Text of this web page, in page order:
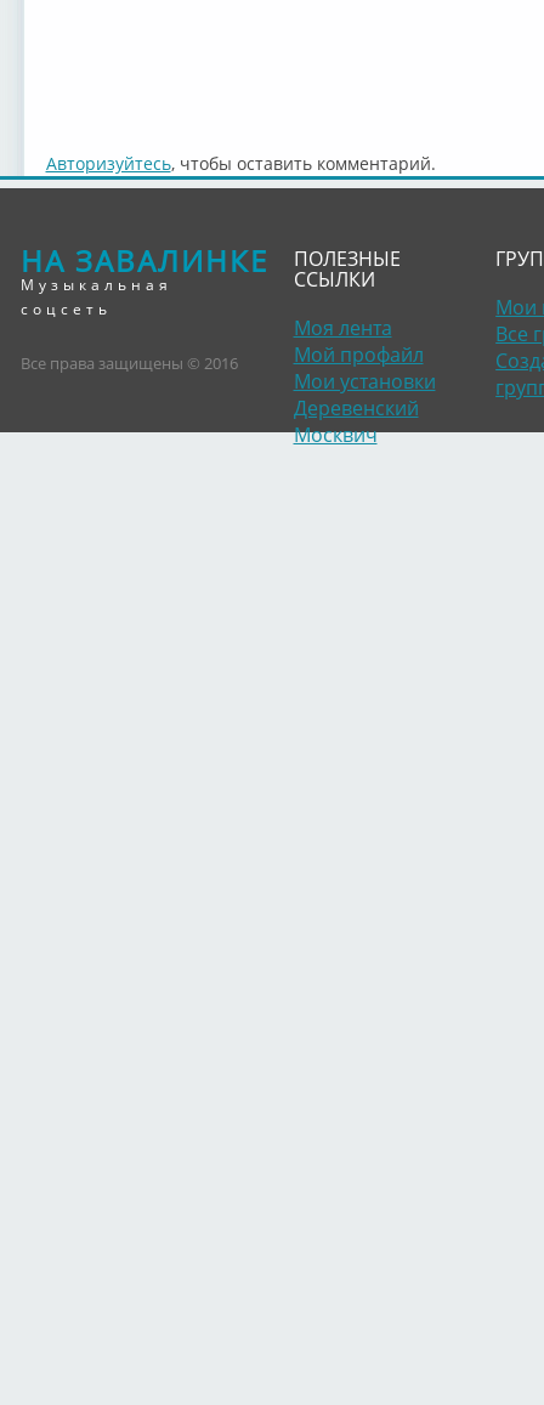
Авторизуйтесь, чтобы оставить комментарий.
НА ЗАВАЛИНКЕ
Музыкальная
соцсеть
Все права защищены © 2016
ПОЛЕЗНЫЕ
ССЫЛКИ
Моя лента
Мой профайл
Мои установки
Деревенский
Москвич
Мои
Все